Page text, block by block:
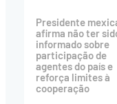
Presidente
afirma não ter
informado sobre
participação de
agentes do país e
reforça limites à
cooperação